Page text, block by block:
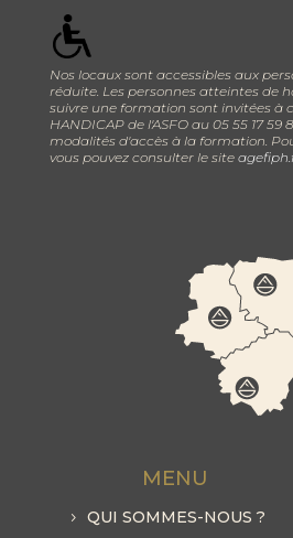
Nos locaux sont accessibles aux
réduite. Les personnes atteintes de
suivre une formation sont invitées à
HANDICAP de l'ASFO au 05 55 17 59
modalités d'accès à la formation.
vous pouvez consulter le site
MENU
QUI SOMMES-NOUS ?